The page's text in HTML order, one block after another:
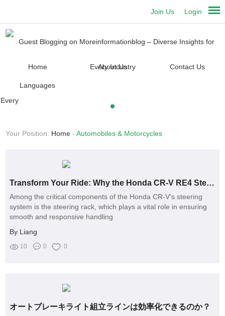
Login
Join Us
Home About Us Contact Us
Languages
Your Position: Home -Automobiles & Motorcycles
Transform Your Ride: Why the Honda CR-V RE4 Steering Rack (OEM 53601-SWA-A01) is a Game Changer for Smooth Drives
Among the critical components of the Honda CR-V's steering
system is the steering rack, which plays a vital role in ensuring
smooth and responsive handling
By Liang
10 0 0
オートブレーキライト組立ラインは効率化できるのか？